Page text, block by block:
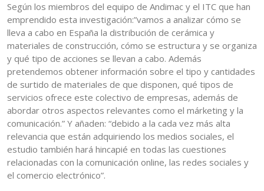
Según los miembros del equipo de Andimac y el ITC que han
emprendido esta investigación:”vamos a analizar cómo se
lleva a cabo en España la distribución de cerámica y
materiales de construcción, cómo se estructura y se organiza
y qué tipo de acciones se llevan a cabo. Además
pretendemos obtener información sobre el tipo y cantidades
de surtido de materiales de que disponen, qué tipos de
servicios ofrece este colectivo de empresas, además de
abordar otros aspectos relevantes como el márketing y la
comunicación.” Y añaden: “debido a la cada vez más alta
relevancia que están adquiriendo los medios sociales, el
estudio también hará hincapié en todas las cuestiones
relacionadas con la comunicación online, las redes sociales y
el comercio electrónico”.